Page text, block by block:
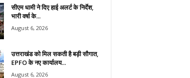
सीएम धामी ने दिए हाई अलर्ट के निर्देश,
भारी वर्षा के...
August 6, 2026
उत्तराखंड को मिल सकती है बड़ी सौगात,
EPFO के नए कार्यालय...
August 6, 2026